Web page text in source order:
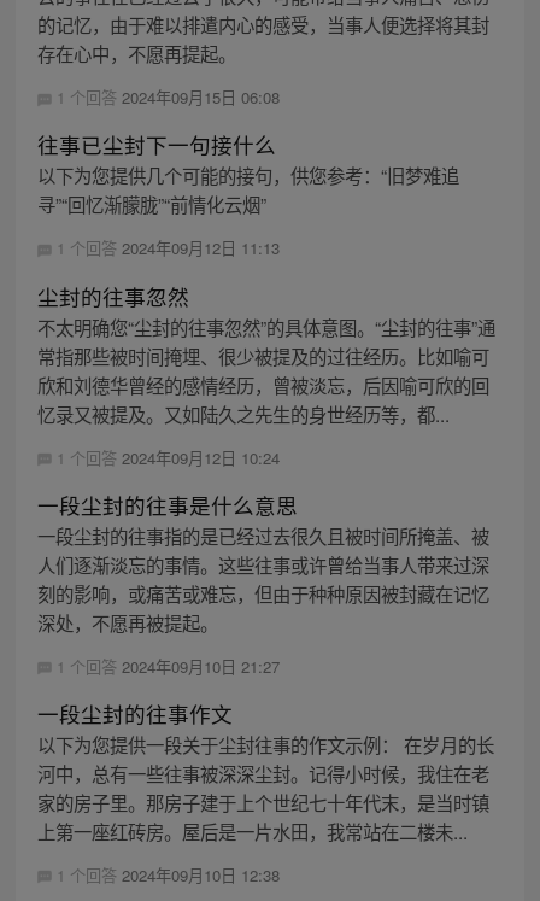
的记忆，由于难以排遣内心的感受，当事人便选择将其封
存在心中，不愿再提起。
1 个回答 2024年09月15日 06:08
往事已尘封下一句接什么
以下为您提供几个可能的接句，供您参考：“旧梦难追
寻”“回忆渐朦胧”“前情化云烟”
1 个回答 2024年09月12日 11:13
尘封的往事忽然
不太明确您“尘封的往事忽然”的具体意图。“尘封的往事”通
常指那些被时间掩埋、很少被提及的过往经历。比如喻可
欣和刘德华曾经的感情经历，曾被淡忘，后因喻可欣的回
忆录又被提及。又如陆久之先生的身世经历等，都...
1 个回答 2024年09月12日 10:24
一段尘封的往事是什么意思
一段尘封的往事指的是已经过去很久且被时间所掩盖、被
人们逐渐淡忘的事情。这些往事或许曾给当事人带来过深
刻的影响，或痛苦或难忘，但由于种种原因被封藏在记忆
深处，不愿再被提起。
1 个回答 2024年09月10日 21:27
一段尘封的往事作文
以下为您提供一段关于尘封往事的作文示例： 在岁月的长
河中，总有一些往事被深深尘封。记得小时候，我住在老
家的房子里。那房子建于上个世纪七十年代末，是当时镇
上第一座红砖房。屋后是一片水田，我常站在二楼未...
1 个回答 2024年09月10日 12:38